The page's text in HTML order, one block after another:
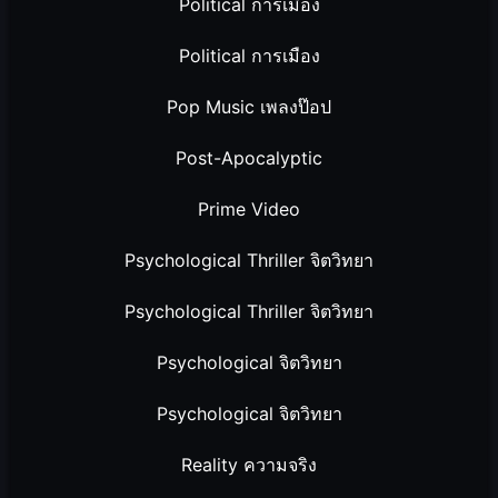
Political การเมือง
Political การเมือง
Pop Music เพลงป๊อป
Post-Apocalyptic
Prime Video
Psychological Thriller จิตวิทยา
Psychological Thriller จิตวิทยา
Psychological จิตวิทยา
Psychological จิตวิทยา
Reality ความจริง